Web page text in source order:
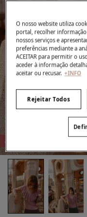
-51%
O nosso website utiliza
portal, recolher
nossos serviços e
preferências mediante a
ACEITAR para permitir o
aceder à informação
aceitar ou recusar. +INFO
Rejeitar Todos